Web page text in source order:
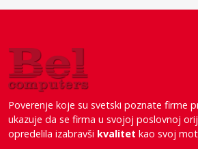
Poverenje koje su svetski poznate firme
ukazuje da se firma u svojoj poslovnoj
opredelila izabravši kvalitet kao svoj